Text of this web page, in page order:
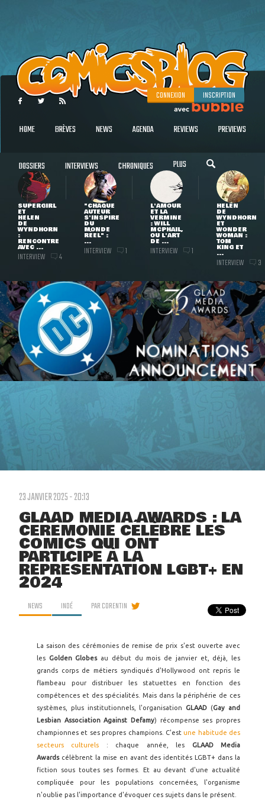
CONNEXION INSCRIPTION
HOME BRÈVES NEWS AGENDA REVIEWS PREVIEWS
DOSSIERS INTERVIEWS CHRONIQUES PLUS
SUPERGIRL
ET
HELEN
DE
WYNDHORN
:
RENCONTRE
AVEC ...
INTERVIEW 4
"CHAQUE
AUTEUR
S'INSPIRE
DU
MONDE
RÉEL" :
...
INTERVIEW 1
L'AMOUR
ET LA
VERMINE
: WILL
MCPHAIL,
OU L'ART
DE ...
INTERVIEW 1
HELEN
DE
WYNDHORN
ET
WONDER
WOMAN :
TOM
KING ET
...
INTERVIEW 3
23 JANVIER 2025 - 20:13
GLAAD MEDIA AWARDS : LA
CÉRÉMONIE CÉLÈBRE LES
COMICS QUI ONT
PARTICIPÉ À LA
REPRÉSENTATION LGBT+ EN
2024
NEWS INDÉ PARCORENTIN
La saison des cérémonies de remise de prix s'est ouverte avec
les Golden Globesau début du mois de janvier et, déjà, les
grands corps de métiers syndiqués d'Hollywood ont repris le
flambeau pour distribuer les statuettes en fonction des
compétences et des spécialités. Mais dans la périphérie de ces
systèmes, plus institutionnels, l'organisation GLAAD (Gay and
Lesbian Association Against Defamy) récompense ses propres
championnes et ses propres champions. C'estune habitude des
secteurs culturels : chaque année, les
GLAAD Media
Awardscélèbrent la mise en avant des identités LGBT+ dans la
fiction sous toutes ses formes. Et au devant d'une actualité
compliquée pour les populations concernées, l'organisme
n'oublie pas l'importance d'évoquer ces sujets dans le présent.